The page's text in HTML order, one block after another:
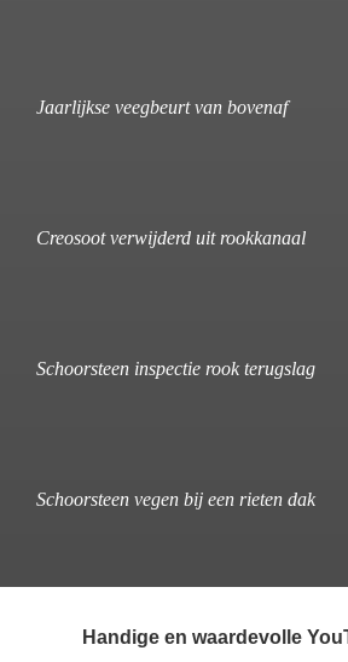
Jaarlijkse veegbeurt van bovenaf
Creosoot verwijderd uit rookkanaal
Schoorsteen inspectie rook terugslag
Schoorsteen vegen bij een rieten dak
Handige en waardevolle